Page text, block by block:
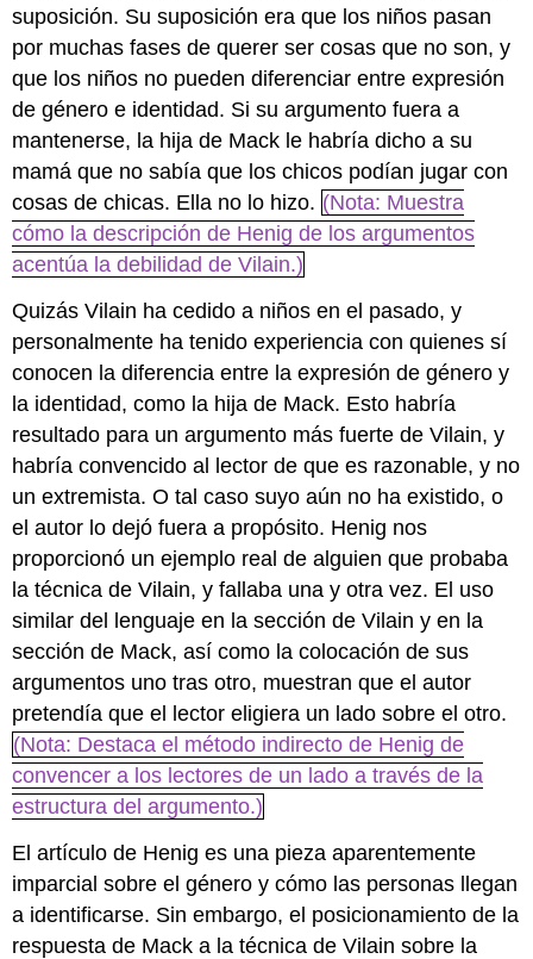
suposición. Su suposición era que los niños pasan
por muchas fases de querer ser cosas que no son, y
que los niños no pueden diferenciar entre expresión
de género e identidad. Si su argumento fuera a
mantenerse, la hija de Mack le habría dicho a su
mamá que no sabía que los chicos podían jugar con
cosas de chicas. Ella no lo hizo. (Nota: Muestra
cómo la descripción de Henig de los argumentos
acentúa la debilidad de Vilain.)
Quizás Vilain ha cedido a niños en el pasado, y
personalmente ha tenido experiencia con quienes sí
conocen la diferencia entre la expresión de género y
la identidad, como la hija de Mack. Esto habría
resultado para un argumento más fuerte de Vilain, y
habría convencido al lector de que es razonable, y no
un extremista. O tal caso suyo aún no ha existido, o
el autor lo dejó fuera a propósito. Henig nos
proporcionó un ejemplo real de alguien que probaba
la técnica de Vilain, y fallaba una y otra vez. El uso
similar del lenguaje en la sección de Vilain y en la
sección de Mack, así como la colocación de sus
argumentos uno tras otro, muestran que el autor
pretendía que el lector eligiera un lado sobre el otro.
(Nota: Destaca el método indirecto de Henig de
convencer a los lectores de un lado a través de la
estructura del argumento.)
El artículo de Henig es una pieza aparentemente
imparcial sobre el género y cómo las personas llegan
a identificarse. Sin embargo, el posicionamiento de la
respuesta de Mack a la técnica de Vilain sobre la